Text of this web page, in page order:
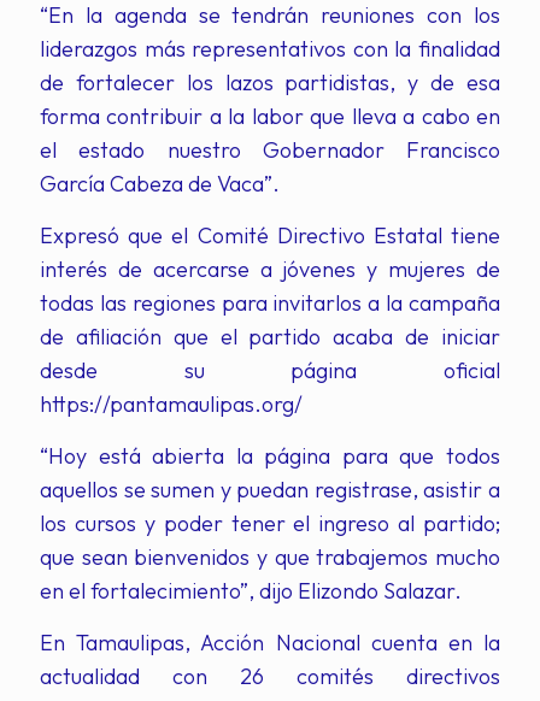
“En la agenda se tendrán reuniones con los
liderazgos más representativos con la finalidad
de fortalecer los lazos partidistas, y de esa
forma contribuir a la labor que lleva a cabo en
el estado nuestro Gobernador Francisco
García Cabeza de Vaca”.
Expresó que el Comité Directivo Estatal tiene
interés de acercarse a jóvenes y mujeres de
todas las regiones para invitarlos a la campaña
de afiliación que el partido acaba de iniciar
desde su página oficial
https://pantamaulipas.org/
“Hoy está abierta la página para que todos
aquellos se sumen y puedan registrase, asistir a
los cursos y poder tener el ingreso al partido;
que sean bienvenidos y que trabajemos mucho
en el fortalecimiento”, dijo Elizondo Salazar.
En Tamaulipas, Acción Nacional cuenta en la
actualidad con 26 comités directivos